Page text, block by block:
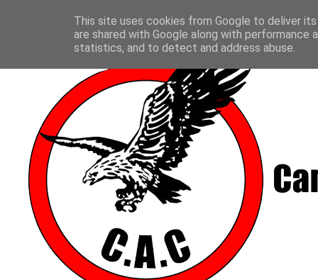
This site uses cookies from Google to deliver
are shared with Google along with
statistics, and to detect and address abuse.